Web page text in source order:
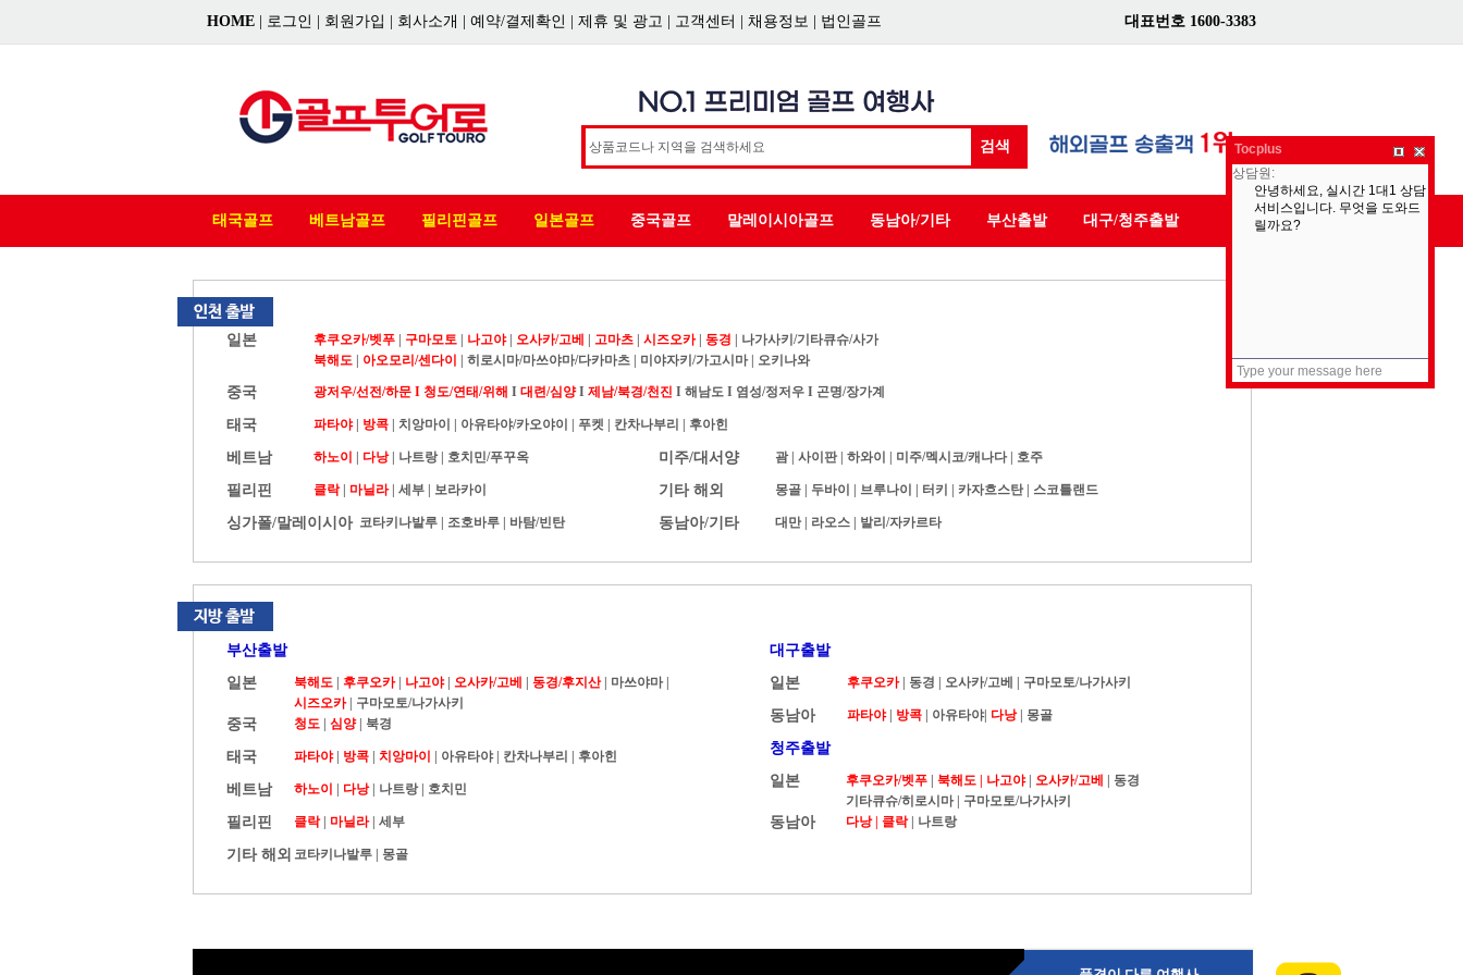
HOME 로그인 회원가입 회사소개 예약/결제확인 제휴 및 광고 고객센터 채용정보 법인골프 대표번호 1600-3383
검색
태국골프 베트남골프 필리핀골프 일본골프 중국골프 말레이시아골프 동남아/기타 부산출발 대구/청주출발
일본 후쿠오카/벳푸 구마모토 나고야| 오사카/고베 고마츠 시즈오카| 동경
나가사키/기타큐슈/사가
북해도
아오모리/센다이 히로시마/마쓰야마/다카마츠 미야자키/가고시마| 오키나와
중국 광저우/선전/하문 I 청도/연태/위해 I 대련/심양I 제남/북경/천진 I 해남도 I 염성/정저우 I 곤명/장가계
태국 파타야| 방콕 치앙마이 아유타야/카오야이 푸켓 칸차나부리 후아힌
베트남 하노이 다낭| 나트랑| 호치민/푸꾸옥
필리핀 클락| 마닐라| 세부 보라카이
싱가폴/말레이시아 코타키나발루 조호바루 바탐/빈탄
미주/대서양 괌| 사이판| 하와이 미주/멕시코/캐나다| 호주
기타 해외 몽골 두바이 브루나이 터키 카자흐스탄| 스코틀랜드
동남아/기타 대만| 라오스 발리/자카르타
부산출발
일본
북해도 후쿠오카| 나고야| 오사카/고베 동경/후지산| 마쓰야마 |
시즈오카| 구마모토/나가사키
중국 청도 심양| 북경
태국 파타야| 방콕 치앙마이 아유타야| 칸차나부리 후아힌
베트남 하노이 다낭| 나트랑| 호치민
필리핀 클락| 마닐라| 세부
기타 해외 코타키나발루 몽골
대구출발
일본
후쿠오카| 동경 오사카/고베 구마모토/나가사키
동남아 파타야| 방콕 아유타야| 다낭| 몽골
청주출발
일본
후쿠오카/벳푸 북해도 | 나고야| 오사카/고베
동경
기타큐슈/히로시마| 구마모토/나가사키
동남아 다낭 | 클락| 나트랑
Tocplus